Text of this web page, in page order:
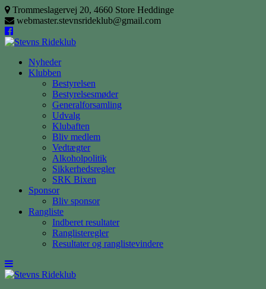
Skip
to
content
Trommeslagervej 20, 4660 Store Heddinge
webmaster.stevnsrideklub@gmail.com
Nyheder
Klubben
Bestyrelsen
Bestyrelsesmøder
Generalforsamling
Udvalg
Klubaften
Bliv medlem
Vedtægter
Alkoholpolitik
Sikkerhedsregler
SRK Bixen
Sponsor
Bliv sponsor
Rangliste
Indberet resultater
Ranglisteregler
Resultater og ranglistevindere